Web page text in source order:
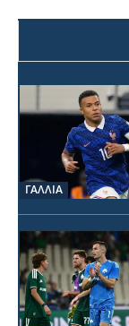
ΓΑΛΛΙΑ